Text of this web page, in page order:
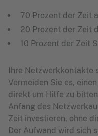
70 Prozent der Zeit
20 Prozent der Zeit
10 Prozent der Zeit
Ihre Netzwerkkontakte
Vermeiden Sie es,
direkt um Hilfe zu
Anfang des
Zeit investieren, ohne
Der Aufwand wird sich